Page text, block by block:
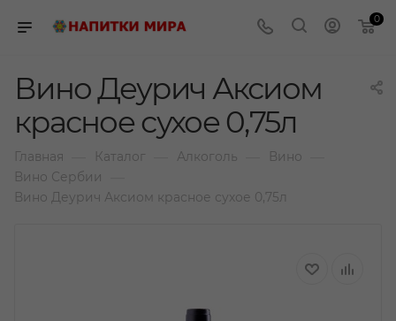
0
Вино Деурич Аксиом
красное сухое 0,75л
Главная Каталог Алкоголь Вино
Вино Сербии
Вино Деурич Аксиом красное сухое 0,75л